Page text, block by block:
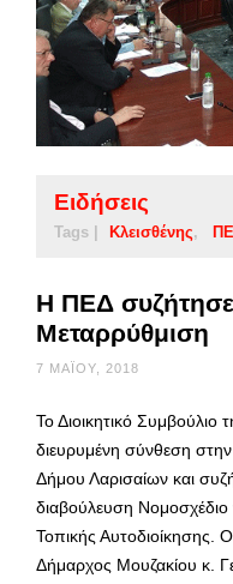
Ειδήσεις
Tags | Κλεισθένης
Η ΠΕΔ συζήτησε
Μεταρρύθμιση
7 ΜΑΪ́ΟΥ, 2018
Το Διοικητικό
διευρυμένη σύνθεση
Δήμου Λαρισαίων και
διαβούλευση Νομοσχέδιο
Τοπικής Αυτοδιοίκησης.
Δήμαρχος Μουζακίου κ.